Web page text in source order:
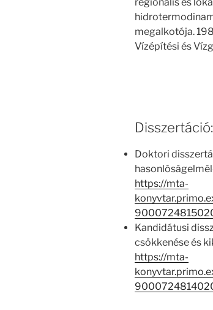
megalkotója.
Vízépítési és
Disszertáció:
Doktori
https://mta-
Kandidátusi
csökkenése és
https://mta-